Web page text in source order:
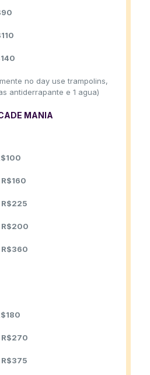
90
110
140
no day use trampolins,
antiderrapante e 1 agua)
MANIA
100
R$160
R$225
R$200
R$360
180
R$270
R$375